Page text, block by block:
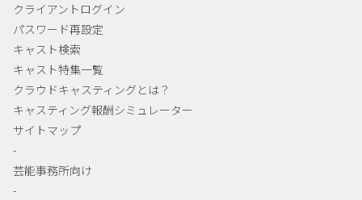
クライアントログイン
パスワード再設定
キャスト検索
キャスト特集一覧
クラウドキャスティングとは？
キャスティング報酬シミュレーター
サイトマップ
-
芸能事務所向け
-